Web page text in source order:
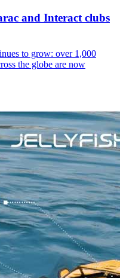
and Interact clubs
to grow: over 1,000
the globe are now